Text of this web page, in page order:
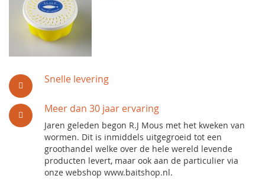
Snelle levering
Meer dan 30 jaar ervaring
Jaren geleden begon R.J Mous met het kweken van
wormen. Dit is inmiddels uitgegroeid tot een
groothandel welke over de hele wereld levende
producten levert, maar ook aan de particulier via
onze webshop www.baitshop.nl.